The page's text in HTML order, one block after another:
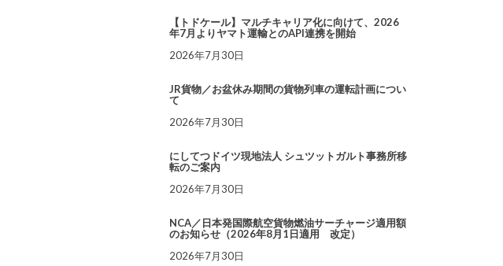
【トドケール】マルチキャリア化に向けて、2026
年7月よりヤマト運輸とのAPI連携を開始
2026年7月30日
JR貨物／お盆休み期間の貨物列車の運転計画につい
て
2026年7月30日
にしてつドイツ現地法人 シュツットガルト事務所移
転のご案内
2026年7月30日
NCA／日本発国際航空貨物燃油サーチャージ適用額
のお知らせ（2026年8月1日適用 改定）
2026年7月30日